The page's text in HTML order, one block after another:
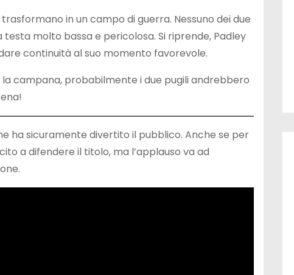
in un campo di guerra. Nessuno dei due
molto bassa e pericolosa. Si riprende, Padley
continuità al suo momento favorevole.
campana, probabilmente i due pugili andrebbero
ha sicuramente divertito il pubblico. Anche se per
a difendere il titolo, ma l’applauso va ad